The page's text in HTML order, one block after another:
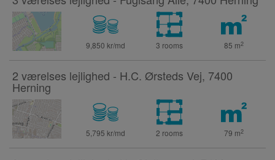
9,850 kr/md 3 rooms 85 m2
2 værelses lejlighed - H.C. Ørsteds Vej, 7400
Herning
5,795 kr/md 2 rooms 79 m2